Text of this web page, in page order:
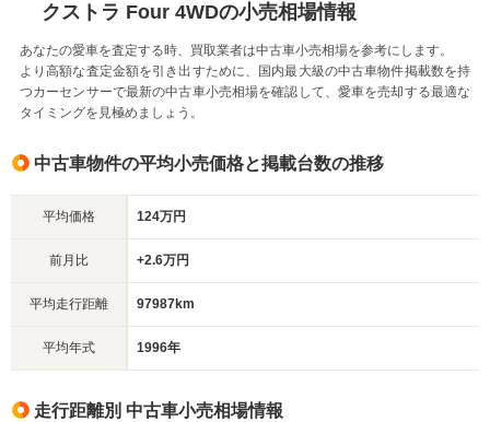
クストラ Four 4WDの小売相場情報
あなたの愛車を査定する時、買取業者は中古車小売相場を参考にします。
より高額な査定金額を引き出すために、国内最大級の中古車物件掲載数を持
つカーセンサーで最新の中古車小売相場を確認して、愛車を売却する最適な
タイミングを見極めましょう。
中古車物件の平均小売価格と掲載台数の推移
平均価格 124万円
前月比 +2.6万円
平均走行距離 97987km
平均年式 1996年
走行距離別 中古車小売相場情報